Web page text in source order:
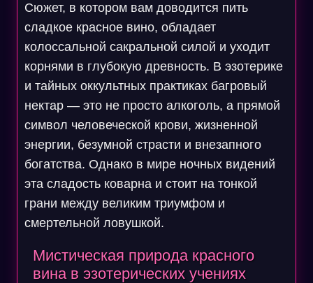
Сюжет, в котором вам доводится пить
сладкое красное вино, обладает
колоссальной сакральной силой и уходит
корнями в глубокую древность. В эзотерике
и тайных оккультных практиках багровый
нектар — это не просто алкоголь, а прямой
символ человеческой крови, жизненной
энергии, безумной страсти и внезапного
богатства. Однако в мире ночных видений
эта сладость коварна и стоит на тонкой
грани между великим триумфом и
смертельной ловушкой.
Мистическая природа красного
вина в эзотерических учениях